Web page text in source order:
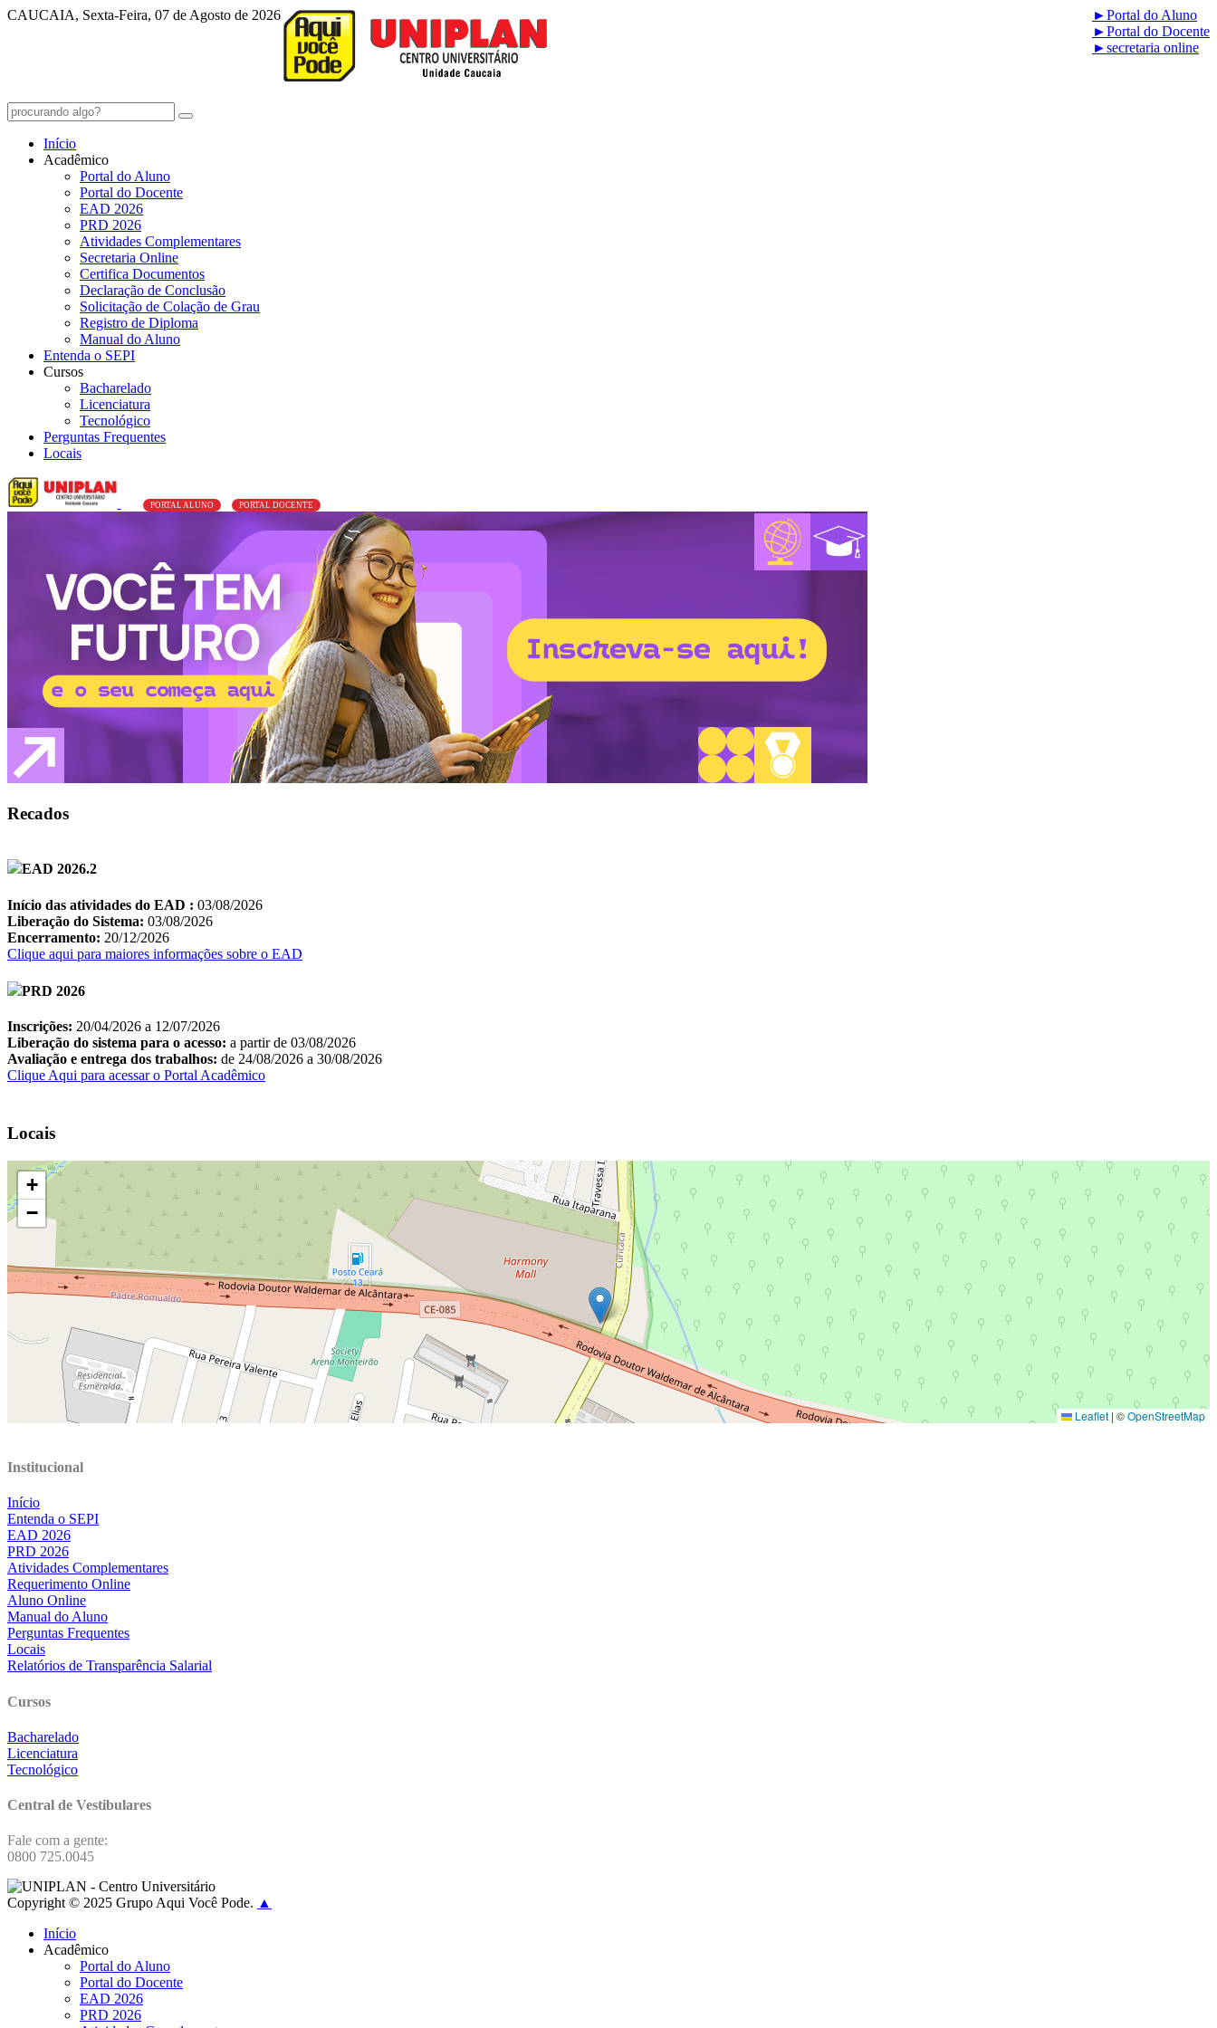
CAUCAIA, Sexta-Feira, 07 de Agosto de 2026 ►Portal do Aluno
►Portal do Docente
►secretaria online
Início
Acadêmico
Portal do Aluno
Portal do Docente
EAD 2026
PRD 2026
Atividades Complementares
Secretaria Online
Certifica Documentos
Declaração de Conclusão
Solicitação de Colação de Grau
Registro de Diploma
Manual do Aluno
Entenda o SEPI
Cursos
Bacharelado
Licenciatura
Tecnológico
Perguntas Frequentes
Locais
PORTAL ALUNO PORTAL DOCENTE
Recados
Locais
Institucional
Início
Entenda o SEPI
EAD 2026
PRD 2026
Atividades Complementares
Requerimento Online
Aluno Online
Manual do Aluno
Perguntas Frequentes
Locais
Relatórios de Transparência Salarial
Cursos
Bacharelado
Licenciatura
Tecnológico
Central de Vestibulares
Fale com a gente:
0800 725.0045
Copyright © 2025 Grupo Aqui Você Pode. ▲
Início
Acadêmico
Portal do Aluno
Portal do Docente
EAD 2026
PRD 2026